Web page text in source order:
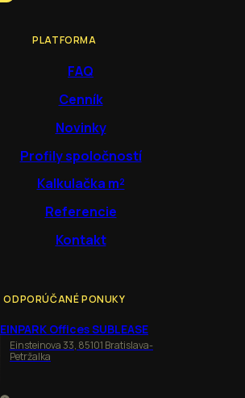
PLATFORMA
FAQ
Cenník
Novinky
Profily spoločností
Kalkulačka m²
Referencie
Kontakt
ODPORÚČANÉ PONUKY
EINPARK Offices SUBLEASE
Einsteinova 33, 85101 Bratislava-
Petržalka